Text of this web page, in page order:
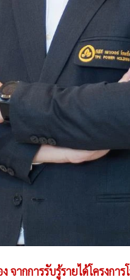
ากการรับรู้รายได้โครงก